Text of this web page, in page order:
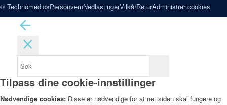
© TechnomedicsPersonvernNedlastingerVilkårReturAdministrer cookies
Tilpass dine cookie-innstillinger
Nødvendige cookies: Disse er nødvendige for at nettsiden skal fungere og